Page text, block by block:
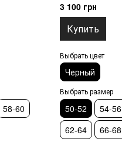
58-60
3 100 грн
Купить
Выбрать цвет
Черный
Выбрать размер
50-52 54-56
62-64
66-68